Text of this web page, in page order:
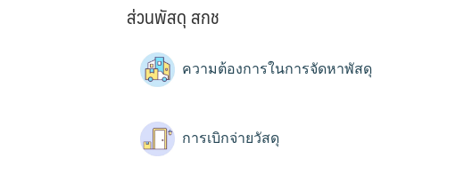
ส่วนพัสดุ สกช
ความต้องการในการจัดหาพัสดุ
การเบิกจ่ายวัสดุ